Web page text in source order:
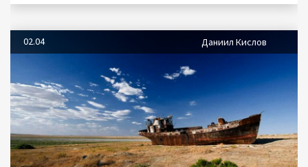
02.04 Даниил Кислов